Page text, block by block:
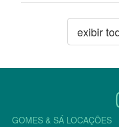
exibir
GOMES & SÁ LOCAÇÕES